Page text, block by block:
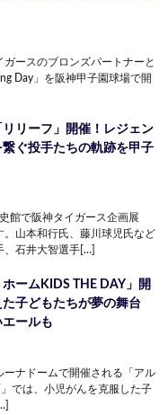
ースのブロンズパートナーと
Day」を阪神甲子園球場で開
リーフ」開催！レジェン
繋ぐ投手たちの軌跡を甲子
館で阪神タイガース企画展
。山本和行氏、藤川球児氏など
、石井大智選手[…]
ームKIDS THE DAY」開
子どもたちが夢の舞台
ールも
ナドームで開催される「アル
では、小児がんを克服した子